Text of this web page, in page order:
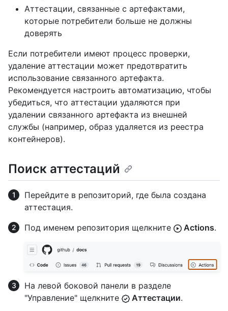
Аттестации, связанные с артефактами,
которые потребители больше не должны
доверять
Если потребители имеют процесс проверки,
удаление аттестации может предотвратить
использование связанного артефакта.
Рекомендуется настроить автоматизацию, чтобы
убедиться, что аттестации удаляются при
удалении связанного артефакта из внешней
службы (например, образ удаляется из реестра
контейнеров).
Поиск аттестаций
Перейдите в репозиторий, где была создана
аттестация.
Под именем репозитория щелкните
Actions.
На левой боковой панели в разделе
"Управление" щелкните
Аттестации.